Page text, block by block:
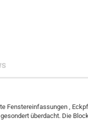
Fenstereinfassungen ,
überdacht. Die